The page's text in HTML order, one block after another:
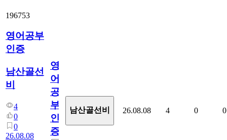
196753
영어공부
인증
남산골선
비
4
0
0
26.08.08
영
어
공
부
인
증
남산골선비 26.08.08 4 0 0